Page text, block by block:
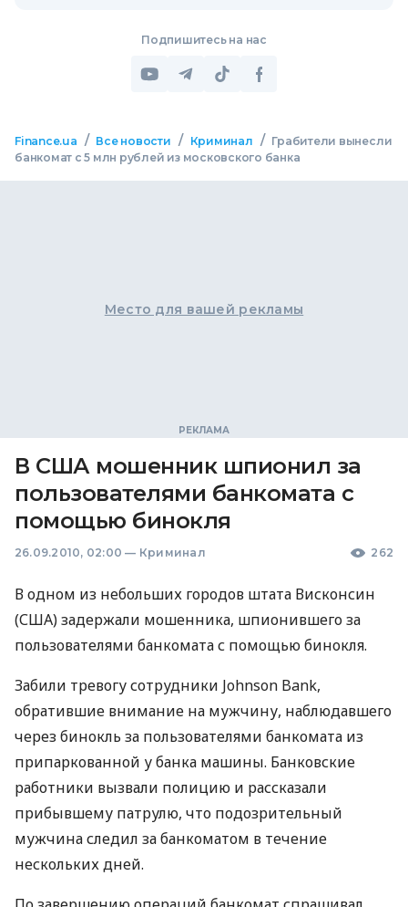
Подпишитесь на нас
Finance.ua / Все новости / Криминал / Грабители вынесли
банкомат с 5 млн рублей из московского банка
Место для вашей рекламы
В США мошенник шпионил за
пользователями банкомата с
помощью бинокля
26.09.2010, 02:00 — Криминал 262
В одном из небольших городов штата Висконсин
(США) задержали мошенника, шпионившего за
пользователями банкомата с помощью бинокля.
Забили тревогу сотрудники Johnson Bank,
обратившие внимание на мужчину, наблюдавшего
через бинокль за пользователями банкомата из
припаркованной у банка машины. Банковские
работники вызвали полицию и рассказали
прибывшему патрулю, что подозрительный
мужчина следил за банкоматом в течение
нескольких дней.